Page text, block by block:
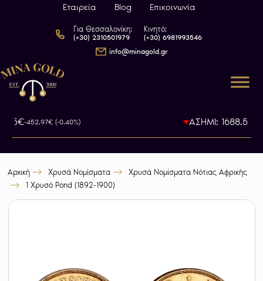
Εταιρεία Blog Επικοινωνία
Για Θεσσαλονίκη:
(+30) 2310501979
Κινητό:
(+30) 6981993546
info@minagold.gr
-452.97€ (-0.40%) ΑΣΗΜΙ: 1688.56€
Αρχική Χρυσά Νομίσματα
Χρυσά Νομίσματα Νότιας Αφρικής
1 Χρυσό Pond (1892-1900)